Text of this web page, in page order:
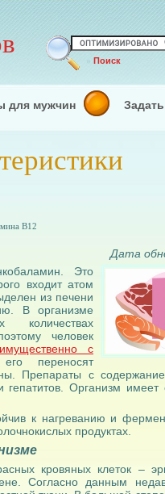
Поиск
для мужчин
B12
Дата
Это
входит атом
из печени
В организме
количествах
человек
с
переносят
Препараты с
Организм имеет
к нагреванию и
продуктах.
кровяных клеток –
Согласно данным